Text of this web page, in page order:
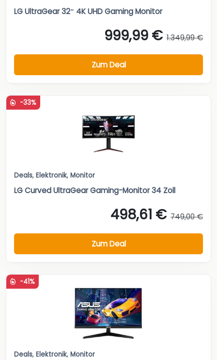
LG UltraGear 32″ 4K UHD Gaming Monitor
999,99 € 1.349,99 €
Zum Deal
-33%
Deals, Elektronik, Monitor
LG Curved UltraGear Gaming-Monitor 34 Zoll
498,61 € 749,00 €
Zum Deal
-41%
Deals, Elektronik, Monitor